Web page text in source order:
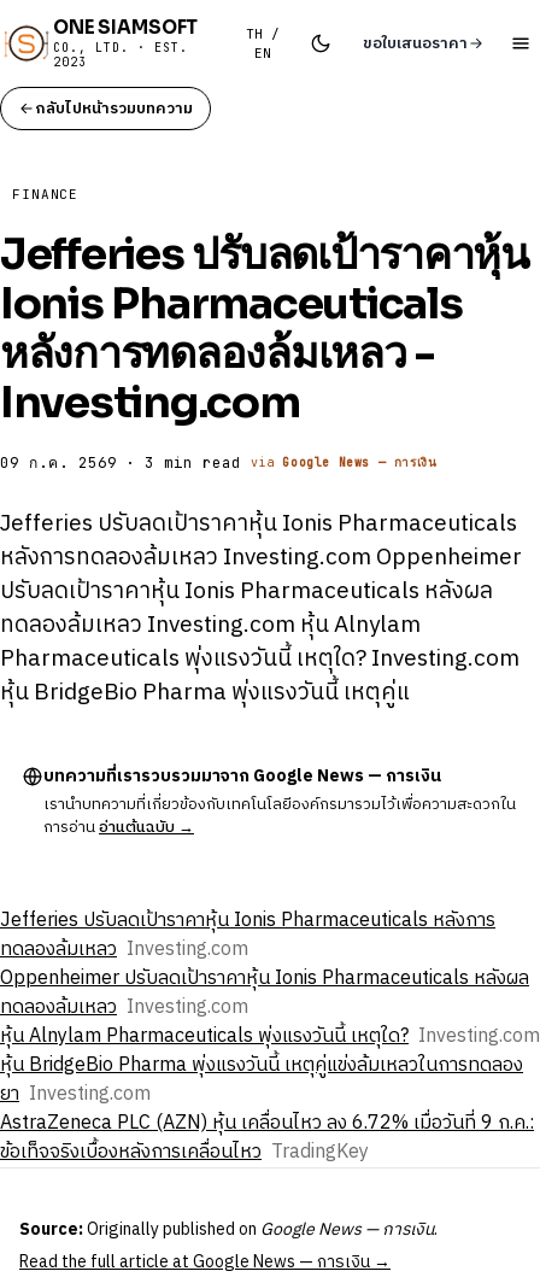
ONE SIAMSOFT
CO., LTD. · EST.
2023
TH /
EN
ขอใบเสนอราคา
กลับไปหน้ารวมบทความ
FINANCE
Jefferies ปรับลดเป้าราคาหุ้น
Ionis Pharmaceuticals
หลังการทดลองล้มเหลว -
Investing.com
09 ก.ค. 2569 · 3 min read viaGoogle News — การเงิน
Jefferies ปรับลดเป้าราคาหุ้น Ionis Pharmaceuticals
หลังการทดลองล้มเหลว Investing.com Oppenheimer
ปรับลดเป้าราคาหุ้น Ionis Pharmaceuticals หลังผล
ทดลองล้มเหลว Investing.com หุ้น Alnylam
Pharmaceuticals พุ่งแรงวันนี้ เหตุใด? Investing.com
หุ้น BridgeBio Pharma พุ่งแรงวันนี้ เหตุคู่แ
บทความที่เรารวบรวมมาจาก Google News — การเงิน
เรานำบทความที่เกี่ยวข้องกับเทคโนโลยีองค์กรมารวมไว้เพื่อความสะดวกใน
การอ่านอ่านต้นฉบับ →
Jefferies ปรับลดเป้าราคาหุ้น Ionis Pharmaceuticals หลังการ
ทดลองล้มเหลว Investing.com
Oppenheimer ปรับลดเป้าราคาหุ้น Ionis Pharmaceuticals หลังผล
ทดลองล้มเหลว Investing.com
หุ้น Alnylam Pharmaceuticals พุ่งแรงวันนี้ เหตุใด? Investing.com
หุ้น BridgeBio Pharma พุ่งแรงวันนี้ เหตุคู่แข่งล้มเหลวในการทดลอง
ยา Investing.com
AstraZeneca PLC (AZN) หุ้น เคลื่อนไหว ลง 6.72% เมื่อวันที่ 9 ก.ค.:
ข้อเท็จจริงเบื้องหลังการเคลื่อนไหว TradingKey
Source:Originally published on Google News — การเงิน.
Read the full article at Google News — การเงิน →